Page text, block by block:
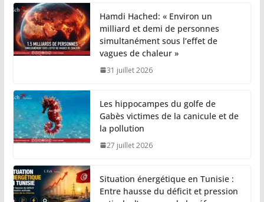
Hamdi Hached: « Environ un
milliard et demi de personnes
simultanément sous l’effet de
vagues de chaleur »
31 juillet 2026
Les hippocampes du golfe de
Gabès victimes de la canicule et de
la pollution
27 juillet 2026
Situation énergétique en Tunisie :
Entre hausse du déficit et pression